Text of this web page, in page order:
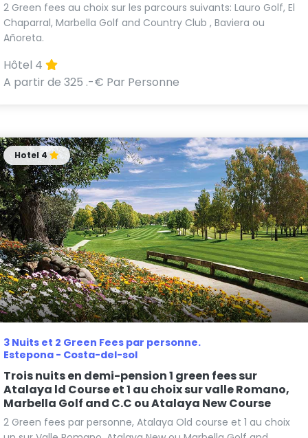
2 Green fees au choix sur les parcours suivants: Lauro Golf, El
Chaparral, Marbella Golf and Country Club , Baviera ou
Añoreta.
Hôtel 4
A partir de 325 .-€ Par Personne
3 Nuits et 2 Green Fees par personne.
Estepona - Costa-del-sol
Hotel 4
Trois nuits en demi-pension 1 green fees sur
Atalaya ld Course et 1 au choix sur valle Romano,
Marbella Golf and C.C ou Atalaya New Course
2 Green fees par personne, Atalaya Old course et 1 au choix